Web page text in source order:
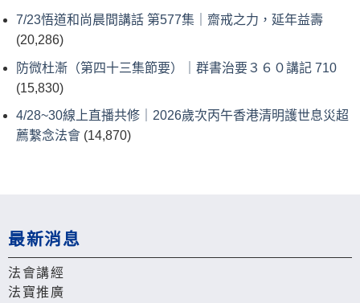
7/23悟道和尚晨間講話 第577集｜齋戒之力，延年益壽
(20,286)
防微杜漸（第四十三集節要）｜群書治要３６０講記 710
(15,830)
4/28~30線上直播共修｜2026歲次丙午香港清明護世息災超
薦繫念法會 (14,870)
最新消息
法會講經
法寶推廣